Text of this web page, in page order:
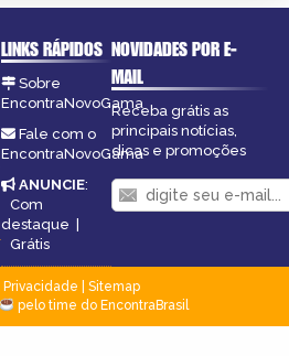
LINKS RÁPIDOS
Sobre
EncontraNovoGama
Fale com o
EncontraNovoGama
ANUNCIE:
Com
destaque |
Grátis
NOVIDADES POR E-
MAIL
Receba grátis as
principais notícias,
dicas e promoções
Privacidade
Sitemap
pelo time do EncontraBrasil